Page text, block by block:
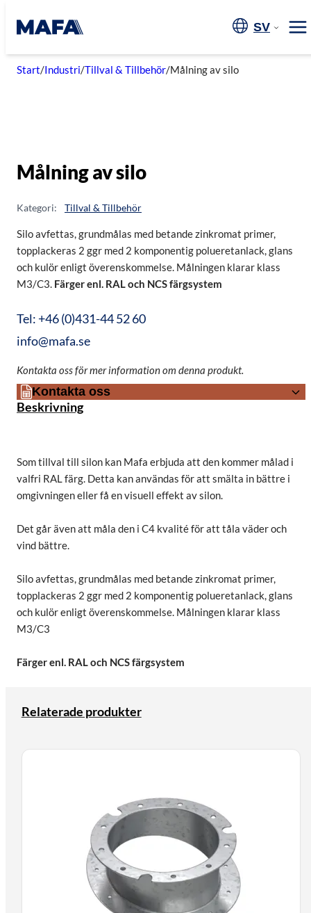
till
innehåll
SV
Start/Industri/Tillval & Tillbehör/Målning av silo
Målning av silo
Kategori: Tillval & Tillbehör
Silo avfettas, grundmålas med betande zinkromat primer,
topplackeras 2 ggr med 2 komponentig polueretanlack, glans
och kulör enligt överenskommelse. Målningen klarar klass
M3/C3. Färger enl. RAL och NCS färgsystem
Tel: +46 (0)431-44 52 60
info@mafa.se
Kontakta oss för mer information om denna produkt.
Kontakta oss
Beskrivning
Som tillval till silon kan Mafa erbjuda att den kommer målad i
valfri RAL färg. Detta kan användas för att smälta in bättre i
omgivningen eller få en visuell effekt av silon.
Det går även att måla den i C4 kvalité för att tåla väder och
vind bättre.
Silo avfettas, grundmålas med betande zinkromat primer,
topplackeras 2 ggr med 2 komponentig polueretanlack, glans
och kulör enligt överenskommelse. Målningen klarar klass
M3/C3
Färger enl. RAL och NCS färgsystem
Relaterade produkter